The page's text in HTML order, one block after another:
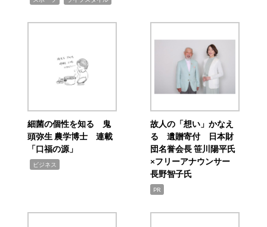
細菌の個性を知る 鬼
頭弥生 農学博士 連載
「口福の源」
ビジネス
故人の「想い」かなえ
る 遺贈寄付 日本財
団名誉会長 笹川陽平氏
×フリーアナウンサー
長野智子氏
PR